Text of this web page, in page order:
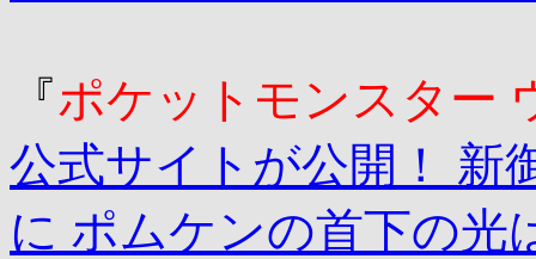
『ポケットモンスター
公式サイトが公開！ 新
に ポムケンの首下の光